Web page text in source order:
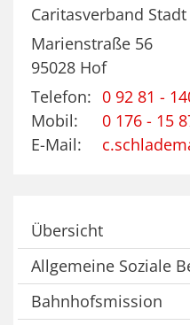
Caritasverband
Marienstraße 56
95028 Hof
Telefon: 0 92 81 -
Mobil:
0 176 - 15
E-Mail:
Übersicht
Allgemeine Soziale
Bahnhofsmission